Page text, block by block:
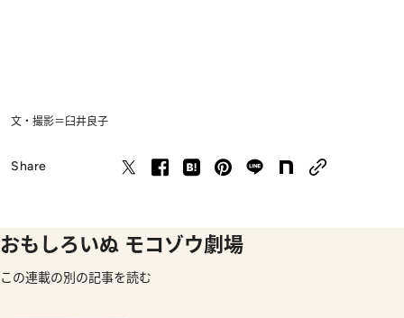
文・撮影＝臼井良子
Share
おもしろいぬ モコゾウ劇場
この連載の別の記事を読む